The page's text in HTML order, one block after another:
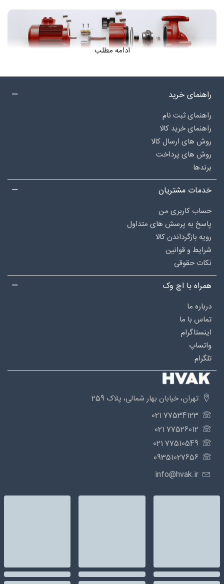
محصولات فروشگاه اچ وک hvak
اسپلیت، انواع فن کویل و مینی چیلر و تجهیزات جانبی آنها از جمله
انواع ترموستات فن کویل و داکت اسپلیت، گاز مبرد می‌باشد. سایر گروه
های کالایی که در این شاخه عرضه میشوند شامل پرده هوا و دستگاه
های تصفیه هوا می‌شود.
موتورخانه شامل انواع دیگ های آبگرم چدنی و فولادی، مشعل و لوازم
ادامه مطلب
راهنمای خرید
راهنمای ثبت نام
راهنمای خرید کالا
روش های ارسال کالا
روش های پرداخت
برندها
خدمات مشتریان
حساب کاربری من
پاسخ به پرسش های متداول
رویه بازگرداندن کالا
شرایط و قوانین
نکات حقوقی
همراه با اچ وک
درباره‌ ما
تماس با ما
اینستاگرام
واتساپ
تلگرام
تهران، خیابان بهار شمالی، پلاک 259
77534123 021
77526012 021
77510549 021
09351027656
info@hvak.ir